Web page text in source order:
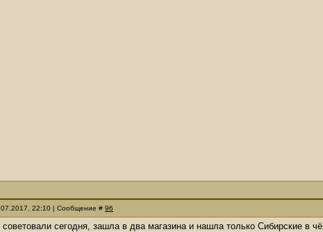
22:10 | Сообщение # 96
советовали сегодня, зашла в два магазина и нашла только Сибирские в